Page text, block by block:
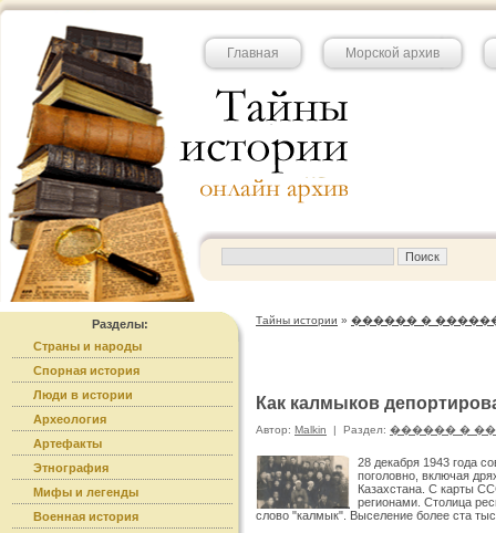
Главная Морской архив
Разделы:
Страны и народы
Спорная история
Люди в истории
Археология
Артефакты
Этнография
Мифы и легенды
Военная история
Тайны истории » ������ �
Как калмыков
Автор: Malkin | Раздел: ������ �
28 декабря 1943 года
поголовно, включая
Казахстана. С карты
регионами. Столица
слово "калмык". Выселение более ста